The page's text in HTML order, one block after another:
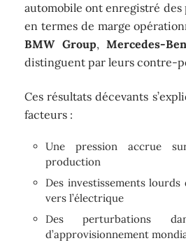
automobile ont enregistré des
en termes de marge
BMW Group,Mercedes-
distinguent par leurs contre-
Ces résultats décevants
facteurs :
Une pression accrue
production
Des investissements
vers l’électrique
Des perturbations
d’approvisionnement